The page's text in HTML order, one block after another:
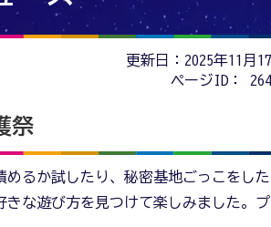
更新日：2025年11月
ページID：
祭
るか試したり、秘密基地ごっこをした
な遊び方を見つけて楽しみました。プ